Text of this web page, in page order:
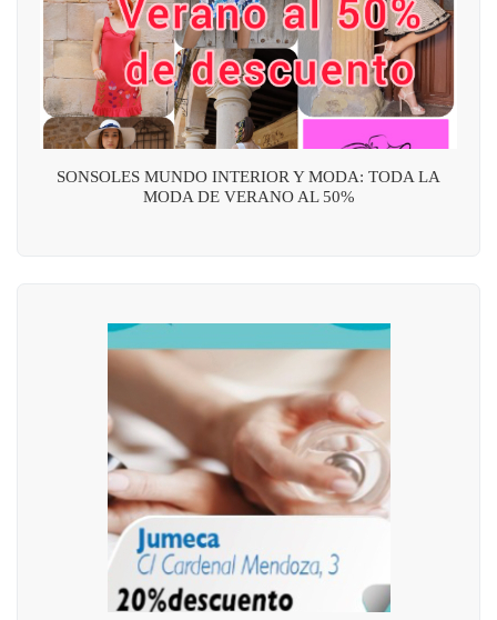
SONSOLES MUNDO INTERIOR Y MODA: TODA LA
MODA DE VERANO AL 50%